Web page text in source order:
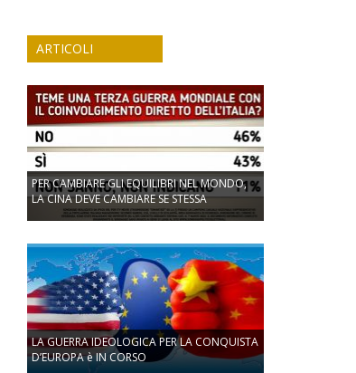
ARTICOLI
PER CAMBIARE GLI EQUILIBRI NEL MONDO,
LA CINA DEVE CAMBIARE SE STESSA
LA GUERRA IDEOLOGICA PER LA CONQUISTA
D’EUROPA è IN CORSO